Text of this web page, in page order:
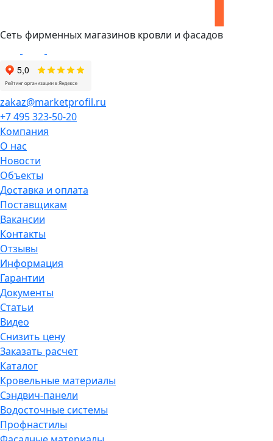
Сеть фирменных магазинов кровли и фасадов
zakaz@marketprofil.ru
+7 495 323-50-20
Компания
О нас
Новости
Объекты
Доставка и оплата
Поставщикам
Вакансии
Контакты
Отзывы
Информация
Гарантии
Документы
Статьи
Видео
Снизить цену
Заказать расчет
Каталог
Кровельные материалы
Сэндвич-панели
Водосточные системы
Профнастилы